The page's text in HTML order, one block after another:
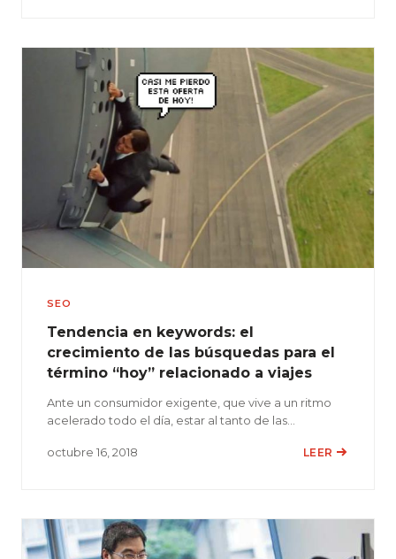
SEO
Tendencia en keywords: el
crecimiento de las búsquedas para el
término “hoy” relacionado a viajes
Ante un consumidor exigente, que vive a un ritmo
acelerado todo el día, estar al tanto de las…
octubre 16, 2018 LEER